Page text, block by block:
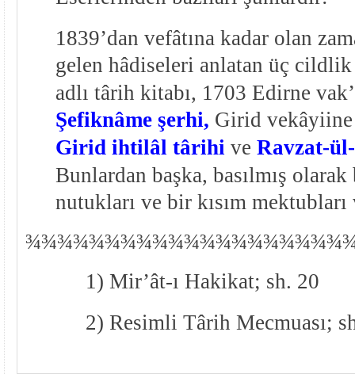
1839’dan vefâtına kadar olan
gelen hâdiseleri anlatan üç
adlı târih kitabı, 1703 Edirne
Şefiknâme şerhi, Girid vekâyiine
Girid ihtilâl târihi ve Ravzat-
Bunlardan başka, basılmış
nutukları ve bir kısım mektubları
¾¾
1) Mir’ât-ı Hakikat; sh. 20
2) Resimli Târih Mecmuası;